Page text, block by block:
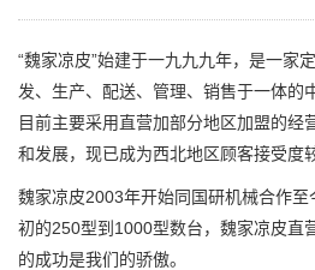
“魏家凉皮”始建于一九九九年，是一家
发、生产、配送、管理、销售于一体的
目前主要采用直营加部分地区加盟的经
和发展，现已成为西北地区顾客接受度
魏家凉皮2003年开始同国研机械合作
初的250型到1000型数台，魏家凉皮直
的成功是我们的骄傲。